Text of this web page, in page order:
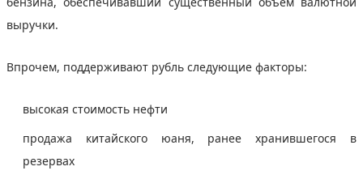
выручки.
Впрочем, поддерживают рубль следующие факторы:
высокая стоимость нефти
продажа китайского юаня, ранее хранившегося в
резервах